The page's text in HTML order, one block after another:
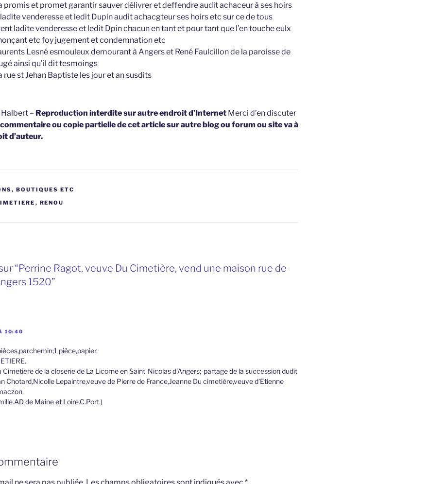
promis et promet garantir sauver délivrer et deffendre audit achaceur à ses hoirs
venderesse et ledit Dupin audit achacgteur ses hoirs etc sur ce de tous
ladite venderesse et ledit Dpin chacun en tant et pour tant que l’en touche eulx
etc foy jugement et condemnation etc
Lesné esmouleux demourant à Angers et René Faulcillon de la paroisse de
ainsi qu’il dit tesmoings
rue st Jehan Baptiste les jour et an susdits
– Reproduction interdite sur autre endroit d’Internet Merci d’en discuter
ou copie partielle de cet article sur autre blog ou forum ou site va à
d’auteur.
BOUTIQUES ETC
, RENOU
“Perrine Ragot, veuve Du Cimetière, vend une maison rue de
1520”
10:40
pièce,papier.
Cimetière de la closerie de La Licorne en Saint-Nicolas d’Angers;-partage de la succession dudit
Chotard,Nicolle Lepaintre,veuve de Pierre de France,Jeanne Du cimetière,veuve d’Etienne
de Maine et Loire.C.Port.)